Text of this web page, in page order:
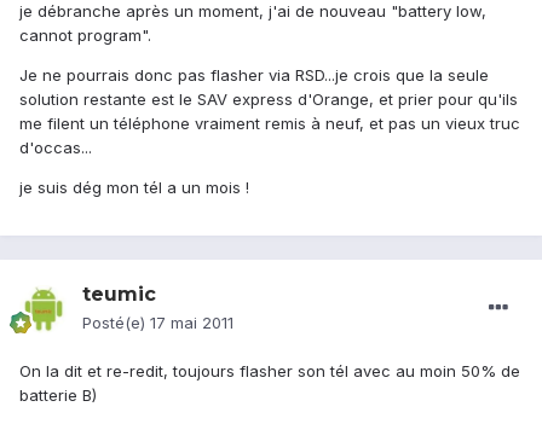
je débranche après un moment, j'ai de nouveau "battery low,
cannot program".
Je ne pourrais donc pas flasher via RSD...je crois que la seule
solution restante est le SAV express d'Orange, et prier pour qu'ils
me filent un téléphone vraiment remis à neuf, et pas un vieux truc
d'occas...
je suis dég mon tél a un mois !
teumic
Posté(e) 17 mai 2011
On la dit et re-redit, toujours flasher son tél avec au moin 50% de
batterie B)